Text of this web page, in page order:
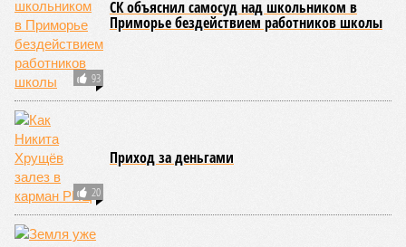
Поднебесная с Индией – не так ли?
«Бронзу» получают извержения супервулканов – «Наша
Версия» ужеписала
окончательно проснётся знаменитый Йеллоустоун. Это
грозит не только уничтожением части Соединённых
Штатов, но и общепланетарной катастрофой вплоть до
возникновения «вулканической зимы». Флегрейские поля в
Италии, кстати, тоже не стоит сбрасывать со счетов. Равно
как и многие другие до поры спящие вулканические
районы.
Невидимый убийца